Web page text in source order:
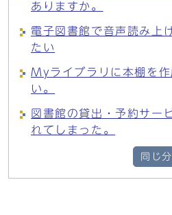
ありますか。
電子図書館で音声読み上
たい
Myライブラリに本棚を
い。
図書館の貸出・予約サー
れてしまった。
同じ